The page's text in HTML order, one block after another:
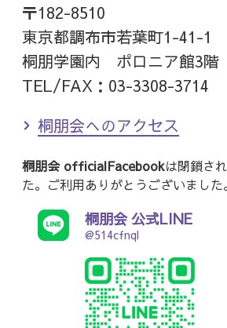
〒182-8510
東京都調布市若葉町1-41-1
桐朋学園内 ポロニア館3階
TEL/FAX：03-3308-3714
桐朋会へのアクセス
桐朋会 officialFacebookは閉鎖さ
た。ご利用ありがとうございました。
桐朋会 公式LINE
@514cfnql